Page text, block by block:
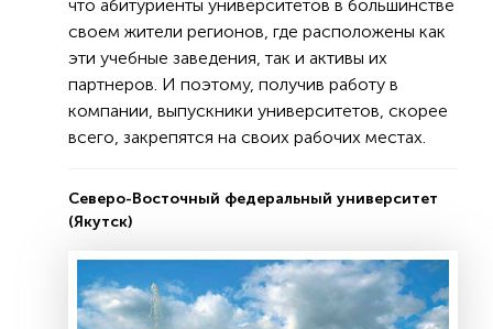
что абитуриенты университетов в большинстве
своем жители регионов, где расположены как
эти учебные заведения, так и активы их
партнеров. И поэтому, получив работу в
компании, выпускники университетов, скорее
всего, закрепятся на своих рабочих местах.
Северо-Восточный федеральный университет
(Якутск)